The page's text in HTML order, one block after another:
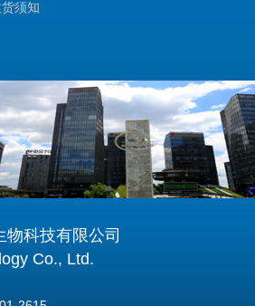
须知
科技有限公司
Co., Ltd.